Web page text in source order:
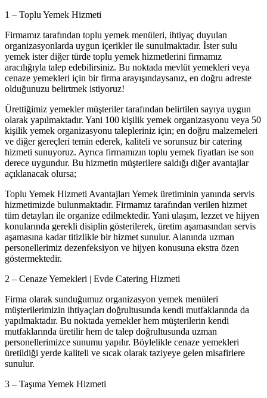
1 – Toplu Yemek Hizmeti
Firmamız tarafından toplu yemek menüleri, ihtiyaç duyulan
organizasyonlarda uygun içerikler ile sunulmaktadır. İster sulu
yemek ister diğer türde toplu yemek hizmetlerini firmamız
aracılığıyla talep edebilirsiniz. Bu noktada mevlüt yemekleri veya
cenaze yemekleri için bir firma arayışındaysanız, en doğru adreste
olduğunuzu belirtmek istiyoruz!
Ürettiğimiz yemekler müşteriler tarafından belirtilen sayıya uygun
olarak yapılmaktadır. Yani 100 kişilik yemek organizasyonu veya 50
kişilik yemek organizasyonu talepleriniz için; en doğru malzemeleri
ve diğer gereçleri temin ederek, kaliteli ve sorunsuz bir catering
hizmeti sunuyoruz. Ayrıca firmamızın toplu yemek fiyatları ise son
derece uygundur. Bu hizmetin müşterilere saldığı diğer avantajlar
açıklanacak olursa;
Toplu Yemek Hizmeti Avantajları Yemek üretiminin yanında servis
hizmetimizde bulunmaktadır. Firmamız tarafından verilen hizmet
tüm detayları ile organize edilmektedir. Yani ulaşım, lezzet ve hijyen
konularında gerekli disiplin gösterilerek, üretim aşamasından servis
aşamasına kadar titizlikle bir hizmet sunulur. Alanında uzman
personellerimiz dezenfeksiyon ve hijyen konusuna ekstra özen
göstermektedir.
2 – Cenaze Yemekleri | Evde Catering Hizmeti
Firma olarak sunduğumuz organizasyon yemek menüleri
müşterilerimizin ihtiyaçları doğrultusunda kendi mutfaklarında da
yapılmaktadır. Bu noktada yemekler hem müşterilerin kendi
mutfaklarında üretilir hem de talep doğrultusunda uzman
personellerimizce sunumu yapılır. Böylelikle cenaze yemekleri
üretildiği yerde kaliteli ve sıcak olarak taziyeye gelen misafirlere
sunulur.
3 – Taşıma Yemek Hizmeti